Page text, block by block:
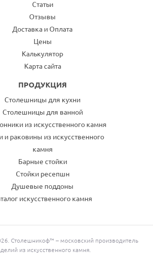
Статьи
Отзывы
Доставка и Оплата
Цены
Калькулятор
Карта сайта
ПРОДУКЦИЯ
Столешницы для кухни
Столешницы для ванной
из искусственного камня
и раковины из искусственного
камня
Барные стойки
Стойки ресепшн
Душевые поддоны
искусственного камня
Столешникоф™ – московский производитель
из искусственного камня.